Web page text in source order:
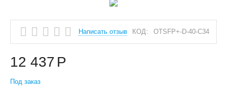
Написать отзыв КОД: OTSFP+-D-40-C34
12 437 Р
Под заказ